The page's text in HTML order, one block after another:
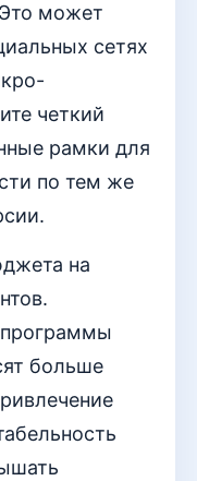
может
сетях
четкий
рамки для
по тем же
на
программы
больше